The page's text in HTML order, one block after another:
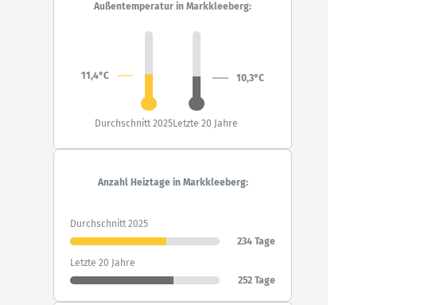
Außentemperatur in Markkleeberg:
11,4°C 10,3°C
Durchschnitt 2025Letzte 20 Jahre
Anzahl Heiztage in Markkleeberg:
Durchschnitt 2025
234 Tage
Letzte 20 Jahre
252 Tage